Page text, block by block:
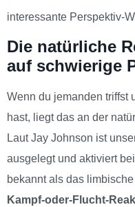
interessante Perspektiv-
Die natürliche
auf schwierige
Wenn du jemanden triffst
hast, liegt das an der
Laut Jay Johnson ist
ausgelegt und aktiviert
bekannt als das
Kampf-oder-Flucht-